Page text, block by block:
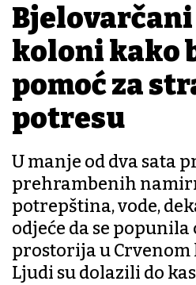
koloni kako
pomoć za
potresu
U manje od dva sata
prehrambenih
potrepština, vode,
odjeće da se
prostorija u Crvenom
Ljudi su dolazili do